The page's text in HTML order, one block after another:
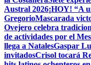
Austral 2026¡HOY! “A
GregorioMascarada
Ovejero celebra
de actividades por el
llega a NatalesGaspar
invitadosCrisol tocará